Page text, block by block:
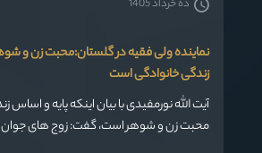
نماینده ولی فقیه در گلستان:محبت زن و
زندگی خانوادگی است
آیت الله نورمفیدی با بیان اینکه پایه و اساس
محبت زن و شوهر است، گفت: زوج های
ده خرداد 1405